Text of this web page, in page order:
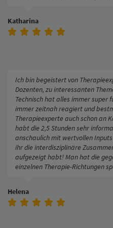
Katharina
Ich bin begeistert von
Dozenten, zu interessanten
Technisch hat alles immer super
immer zeitnah reagiert und
Therapieexperte auch schon an
habt die 2,5 Stunden sehr
anschaulich mit wertvollen
ihr die interdisziplinäre
aufgezeigt habt! Man hat die
einzelnen Therapie-Richtungen
Helena